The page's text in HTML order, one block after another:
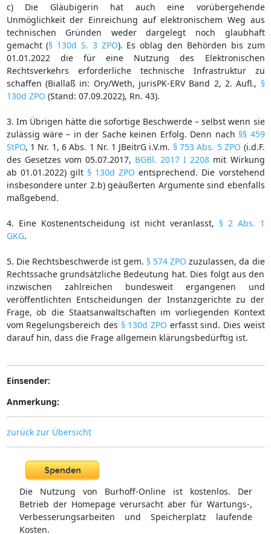
c) Die Gläubigerin hat auch eine vorübergehende
Unmöglichkeit der Einreichung auf elektronischem Weg aus
technischen Gründen weder dargelegt noch glaubhaft
gemacht (§ 130d S. 3 ZPO). Es oblag den Behörden bis zum
01.01.2022 die für eine Nutzung des Elektronischen
Rechtsverkehrs erforderliche technische Infrastruktur zu
schaffen (Biallaß in: Ory/Weth, jurisPK-ERV Band 2, 2. Aufl., §
130d ZPO (Stand: 07.09.2022), Rn. 43).
3. Im Übrigen hätte die sofortige Beschwerde – selbst wenn sie
zulässig wäre – in der Sache keinen Erfolg. Denn nach §§ 459
StPO, 1 Nr. 1, 6 Abs. 1 Nr. 1 JBeitrG i.V.m. § 753 Abs. 5 ZPO (i.d.F.
des Gesetzes vom 05.07.2017, BGBl. 2017 I 2208 mit Wirkung
ab 01.01.2022) gilt § 130d ZPO entsprechend. Die vorstehend
insbesondere unter 2.b) geäußerten Argumente sind ebenfalls
maßgebend.
4. Eine Kostenentscheidung ist nicht veranlasst, § 2 Abs. 1
GKG.
5. Die Rechtsbeschwerde ist gem. § 574 ZPO zuzulassen, da die
Rechtssache grundsätzliche Bedeutung hat. Dies folgt aus den
inzwischen zahlreichen bundesweit ergangenen und
veröffentlichten Entscheidungen der Instanzgerichte zu der
Frage, ob die Staatsanwaltschaften im vorliegenden Kontext
vom Regelungsbereich des § 130d ZPO erfasst sind. Dies weist
darauf hin, dass die Frage allgemein klärungsbedürftig ist.
Einsender:
Anmerkung:
zurück zur Übersicht
Die Nutzung von Burhoff-Online ist kostenlos. Der
Betrieb der Homepage verursacht aber für Wartungs-,
Verbesserungsarbeiten und Speicherplatz laufende
Kosten.